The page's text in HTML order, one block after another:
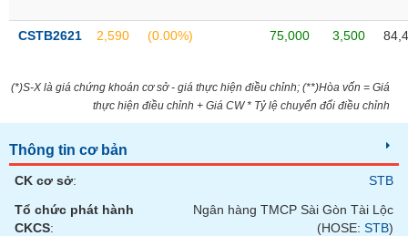
CSTB2621 2,590 (0.00%) 75,000 3,500
(*)S-X là giá chứng khoán cơ sở - giá thực hiện điều chỉnh; (**)Hòa vốn = Giá
thực hiện điều chỉnh + Giá CW * Tỷ lệ chuyển đổi điều chỉnh
Thông tin cơ bản
CK cơ sở:
STB
Tổ chức phát hành
CKCS:
Ngân hàng TMCP Sài Gòn Tài Lộc
(HOSE: STB)
Tin
tức
viết
tác
giả
(-)